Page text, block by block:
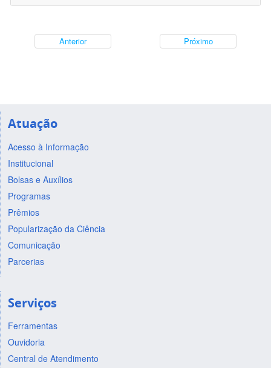
Anterior Próximo
Atuação
Acesso à Informação
Institucional
Bolsas e Auxílios
Programas
Prêmios
Popularização da Ciência
Comunicação
Parcerias
Serviços
Ferramentas
Ouvidoria
Central de Atendimento